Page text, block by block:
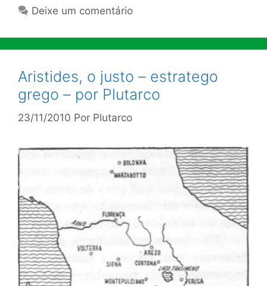
Deixe um comentário
Aristides, o justo – estratego
grego – por Plutarco
23/11/2010 Por Plutarco